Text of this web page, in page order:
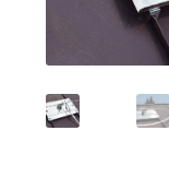
Ponteggi
Scale in
Parapetti